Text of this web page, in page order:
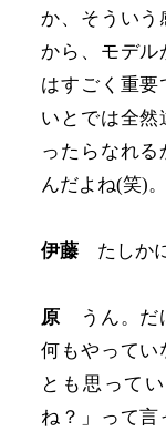
か、そういう
から、モデル
はすごく重要
いとでは全然
ったらなれ
んだよね(笑)。
伊藤 たしか
原 うん。だ
何もやってい
とも思って
ね？」って言